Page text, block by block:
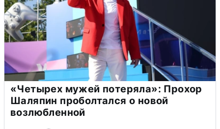
«Четырех мужей потеряла»: Прохор
Шаляпин проболтался о новой
возлюбленной